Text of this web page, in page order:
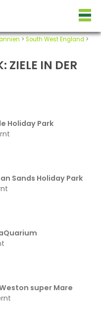
> South West England >
ZIELE IN DER
Holiday Park
Sands Holiday Park
super Mare